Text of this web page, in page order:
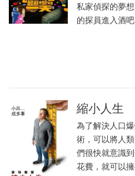
私家偵探的夢
的探員進入酒
縮小人生
為了解決人口
術，可以將人
們很快就意識
花費，就可以